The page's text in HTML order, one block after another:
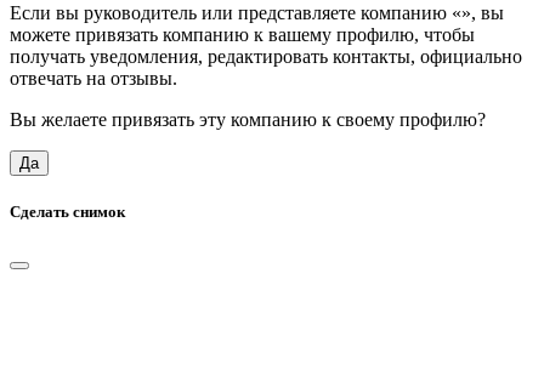
Если вы руководитель или представляете компанию «», вы
можете привязать компанию к вашему профилю, чтобы
получать уведомления, редактировать контакты, официально
отвечать на отзывы.
Вы желаете привязать эту компанию к своему профилю?
Да
Сделать снимок